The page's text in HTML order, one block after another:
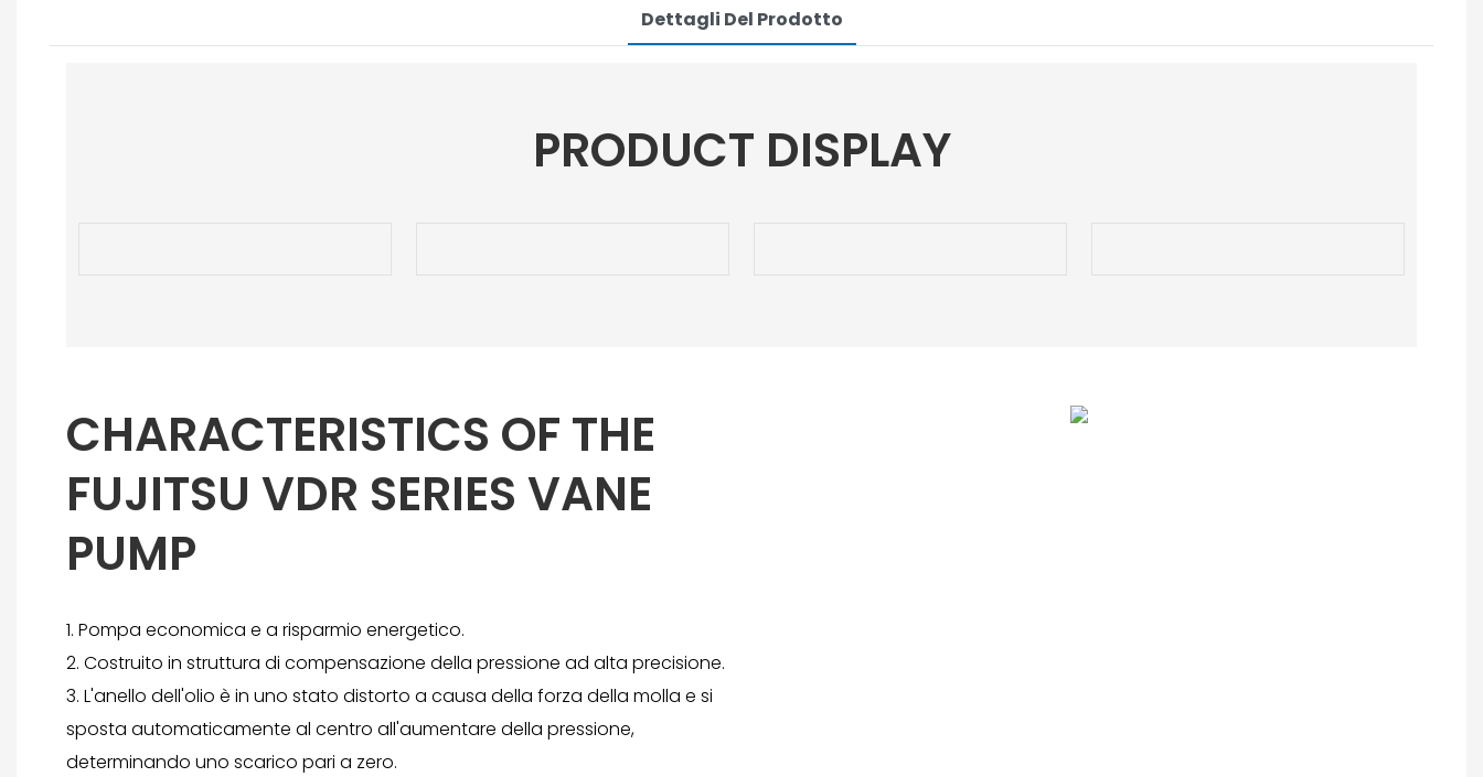
Dettagli Del Prodotto
PRODUCT DISPLAY
CHARACTERISTICS OF THE
FUJITSU VDR SERIES VANE
PUMP
1. Pompa economica e a risparmio energetico.
2. Costruito in struttura di compensazione della pressione ad alta precisione.
3. L'anello dell'olio è in uno stato distorto a causa della forza della molla e si
sposta automaticamente al centro all'aumentare della pressione,
determinando uno scarico pari a zero.